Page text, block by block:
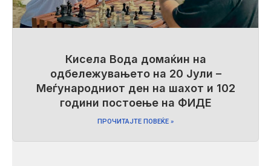
Кисела Вода домаќин на
одбележувањето на 20 Јули –
Меѓународниот ден на шахот и 102
години постоење на ФИДЕ
ПРОЧИТАЈТЕ ПОВЕЌЕ »